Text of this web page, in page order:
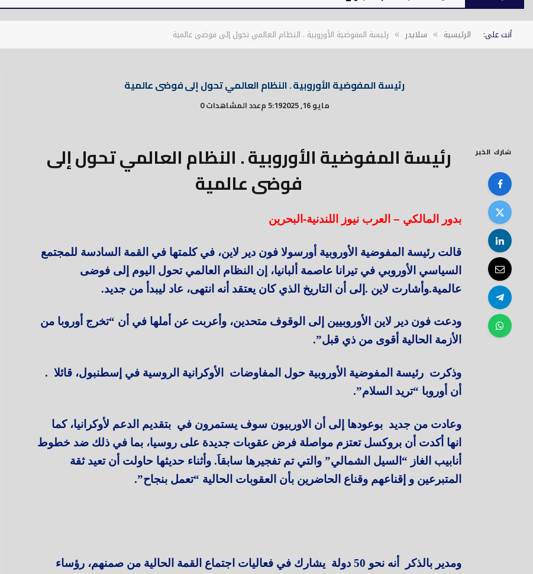
أنت على: الرئيسية » سلايدر » رئيسة المفوضية الأوروبية . النظام العالمي تحول إلى فوضى عالمية
رئيسة المفوضية الأوروبية . النظام العالمي تحول إلى فوضى عالمية
مايو 16, 2025 5:19 م عدد المشاهدات 0
شارك الخبر
رئيسة المفوضية الأوروبية . النظام العالمي تحول إلى
فوضى عالمية
بدور المالكي – العرب نيوز اللندنية-البحرين
قالت رئيسة المفوضية الأوروبية أورسولا فون دير لاين، في كلمتها في القمة السادسة للمجتمع
السياسي الأوروبي في تيرانا عاصمة ألبانيا، إن النظام العالمي تحول اليوم إلى فوضى
عالمية.وأشارت لاين .إلى أن التاريخ الذي كان يعتقد أنه انتهى، عاد ليبدأ من جديد.
ودعت فون دير لاين الأوروبيين إلى الوقوف متحدين، وأعربت عن أملها في أن “تخرج أوروبا من
الأزمة الحالية أقوى من ذي قبل”.
وذكرت رئيسة المفوضية الأوروبية حول المفاوضات الأوكرانية الروسية في إسطنبول، قائلا .
أن أوروبا “تريد السلام”.
وعادت من جديد بوعودها إلى أن الاوربيون سوف يستمرون في بتقديم الدعم لأوكرانيا، كما
انها أكدت أن بروكسل تعتزم مواصلة فرض عقوبات جديدة على روسيا، بما في ذلك ضد خطوط
أنابيب الغاز “السيل الشمالي” والتي تم تفجيرها سابقاَ. وأثناء حديثها حاولت أن تعيد ثقة
المتبرعين و إقناعهم وقناع الحاضرين بأن العقوبات الحالية “تعمل بنجاح”.
ومدير بالذكر أنه نحو 50 دولة يشارك في فعاليات اجتماع القمة الحالية من صمنهم، رؤساء